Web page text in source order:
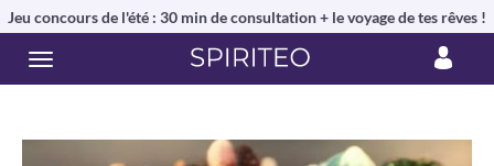
Jeu concours de l'été : 30 min de consultation + le voyage de tes rêves !